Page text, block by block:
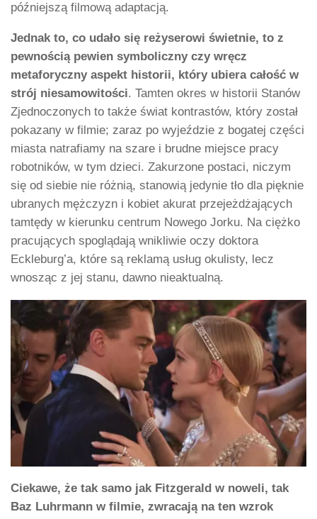
późniejszą filmową adaptacją.
Jednak to, co udało się reżyserowi świetnie, to z
pewnością pewien symboliczny czy wręcz
metaforyczny aspekt historii, który ubiera całość w
strój niesamowitości. Tamten okres w historii Stanów
Zjednoczonych to także świat kontrastów, który został
pokazany w filmie; zaraz po wyjeździe z bogatej części
miasta natrafiamy na szare i brudne miejsce pracy
robotników, w tym dzieci. Zakurzone postaci, niczym
się od siebie nie różnią, stanowią jedynie tło dla pięknie
ubranych mężczyzn i kobiet akurat przejeżdżających
tamtędy w kierunku centrum Nowego Jorku. Na ciężko
pracujących spoglądają wnikliwie oczy doktora
Eckleburg’a, które są reklamą usług okulisty, lecz
wnosząc z jej stanu, dawno nieaktualną.
Ciekawe, że tak samo jak Fitzgerald w noweli, tak
Baz Luhrmann w filmie, zwracają na ten wzrok